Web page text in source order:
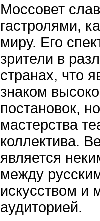
Моссовет
гастролями,
миру. Его
зрители в
странах, что
знаком
постановок,
мастерства
коллектива.
является
между
искусством и
аудиторией.